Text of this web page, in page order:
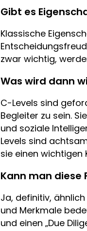
Gibt es
Klassische
zwar wichtig,
Was wird dann
C-Levels sind
Begleiter zu sein.
und soziale
Levels sind
sie einen wichtigen
Kann man diese
Ja, definitiv,
und Merkmale
und einen „Due